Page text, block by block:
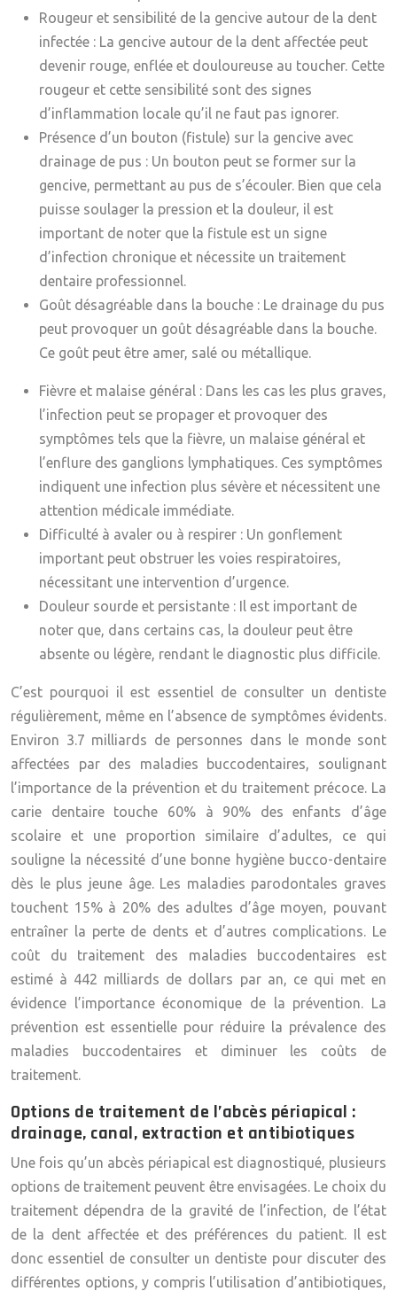
Rougeur et sensibilité de la gencive autour de la dent
infectée : La gencive autour de la dent affectée peut
devenir rouge, enflée et douloureuse au toucher. Cette
rougeur et cette sensibilité sont des signes
d’inflammation locale qu’il ne faut pas ignorer.
Présence d’un bouton (fistule) sur la gencive avec
drainage de pus : Un bouton peut se former sur la
gencive, permettant au pus de s’écouler. Bien que cela
puisse soulager la pression et la douleur, il est
important de noter que la fistule est un signe
d’infection chronique et nécessite un traitement
dentaire professionnel.
Goût désagréable dans la bouche : Le drainage du pus
peut provoquer un goût désagréable dans la bouche.
Ce goût peut être amer, salé ou métallique.
Fièvre et malaise général : Dans les cas les plus graves,
l’infection peut se propager et provoquer des
symptômes tels que la fièvre, un malaise général et
l’enflure des ganglions lymphatiques. Ces symptômes
indiquent une infection plus sévère et nécessitent une
attention médicale immédiate.
Difficulté à avaler ou à respirer : Un gonflement
important peut obstruer les voies respiratoires,
nécessitant une intervention d’urgence.
Douleur sourde et persistante : Il est important de
noter que, dans certains cas, la douleur peut être
absente ou légère, rendant le diagnostic plus difficile.
C’est pourquoi il est essentiel de consulter un dentiste
régulièrement, même en l’absence de symptômes évidents.
Environ 3.7 milliards de personnes dans le monde sont
affectées par des maladies buccodentaires, soulignant
l’importance de la prévention et du traitement précoce. La
carie dentaire touche 60% à 90% des enfants d’âge
scolaire et une proportion similaire d’adultes, ce qui
souligne la nécessité d’une bonne hygiène bucco-dentaire
dès le plus jeune âge. Les maladies parodontales graves
touchent 15% à 20% des adultes d’âge moyen, pouvant
entraîner la perte de dents et d’autres complications. Le
coût du traitement des maladies buccodentaires est
estimé à 442 milliards de dollars par an, ce qui met en
évidence l’importance économique de la prévention. La
prévention est essentielle pour réduire la prévalence des
maladies buccodentaires et diminuer les coûts de
traitement.
Options de traitement de l’abcès périapical :
drainage, canal, extraction et antibiotiques
Une fois qu’un abcès périapical est diagnostiqué, plusieurs
options de traitement peuvent être envisagées. Le choix du
traitement dépendra de la gravité de l’infection, de l’état
de la dent affectée et des préférences du patient. Il est
donc essentiel de consulter un dentiste pour discuter des
différentes options, y compris l’utilisation d’antibiotiques,